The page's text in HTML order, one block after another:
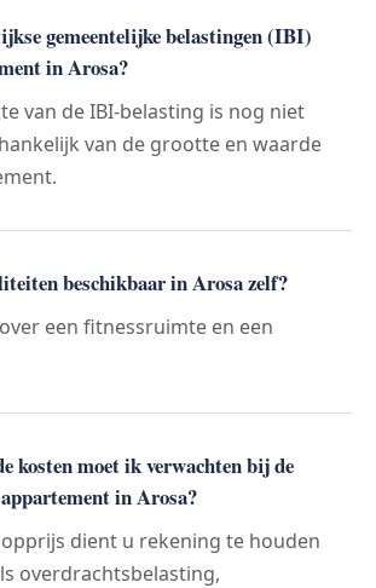
gemeentelijke belastingen (IBI)
in Arosa?
van de IBI-belasting is nog niet
van de grootte en waarde
beschikbaar in Arosa zelf?
een fitnessruimte en een
kosten moet ik verwachten bij de
in Arosa?
dient u rekening te houden
overdrachtsbelasting,